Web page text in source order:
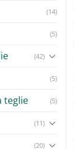
(14)
(5)
(42)
(5)
teglie (5)
(11)
(20)